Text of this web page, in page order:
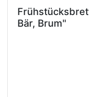
Bär, Brum"